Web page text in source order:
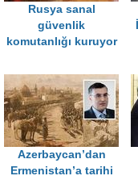
Rusya sanal
güvenlik
komutanlığı kuruyor
Azerbaycan’dan
Ermenistan’a tarihi